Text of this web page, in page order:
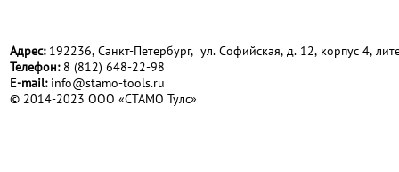
Адрес:192236, Санкт-Петербург, ул. Софийская, д. 12, корпус 4,
Телефон:8 (812) 648-22-98
Е-mail: info@stamo-tools.ru
© 2014-2023 ООО «СТАМО Тулс»